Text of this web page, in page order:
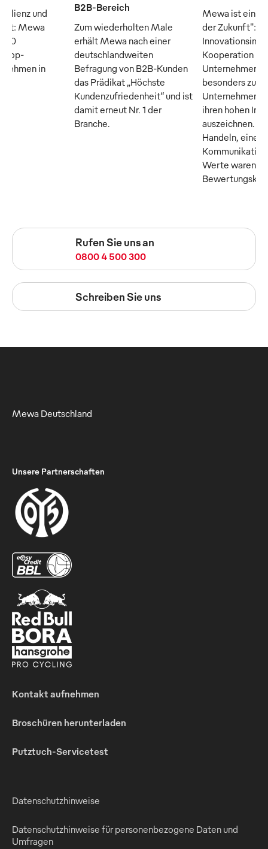
und
Mewa
50
Top-
in
B2B-Bereich
Zum wiederholten Male
erhält Mewa nach einer
deutschlandweiten
Befragung von B2B-Kunden
das Prädikat „Höchste
Kundenzufriedenheit“ und ist
damit erneut Nr. 1 der
Branche.
Mewa ist ein
der Zukunft":
Kooperation
Unternehmer
besonders
Unternehmen,
ihren hohen
auszeichnen.
Handeln, eine
Werte waren
Rufen Sie uns an
0800 4 500 300
Schreiben Sie uns
Mewa Deutschland
Unsere Partnerschaften
Kontakt aufnehmen
Broschüren herunterladen
Putztuch-Servicetest
Datenschutzhinweise
Datenschutzhinweise für personenbezogene Daten und
Umfragen